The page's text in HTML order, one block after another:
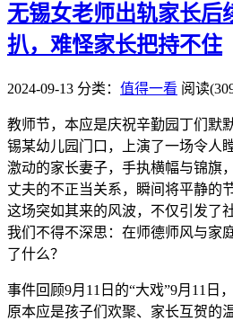
无锡女老师出轨家长后
扒，难怪家长把持不住
2024-09-13 分类： 值得一看 阅读
教师节，本应是庆祝辛勤园丁们默
锡某幼儿园门口，上演了一场令人
激动的家长妻子，手执横幅与锦旗
丈夫的不正当关系，瞬间将平静的
这场突如其来的风波，不仅引发了
我们不得不深思：在师德师风与家
了什么？
事件回顾9月11日的“大戏”9月11日
原本应是孩子们欢聚、家长互贺的